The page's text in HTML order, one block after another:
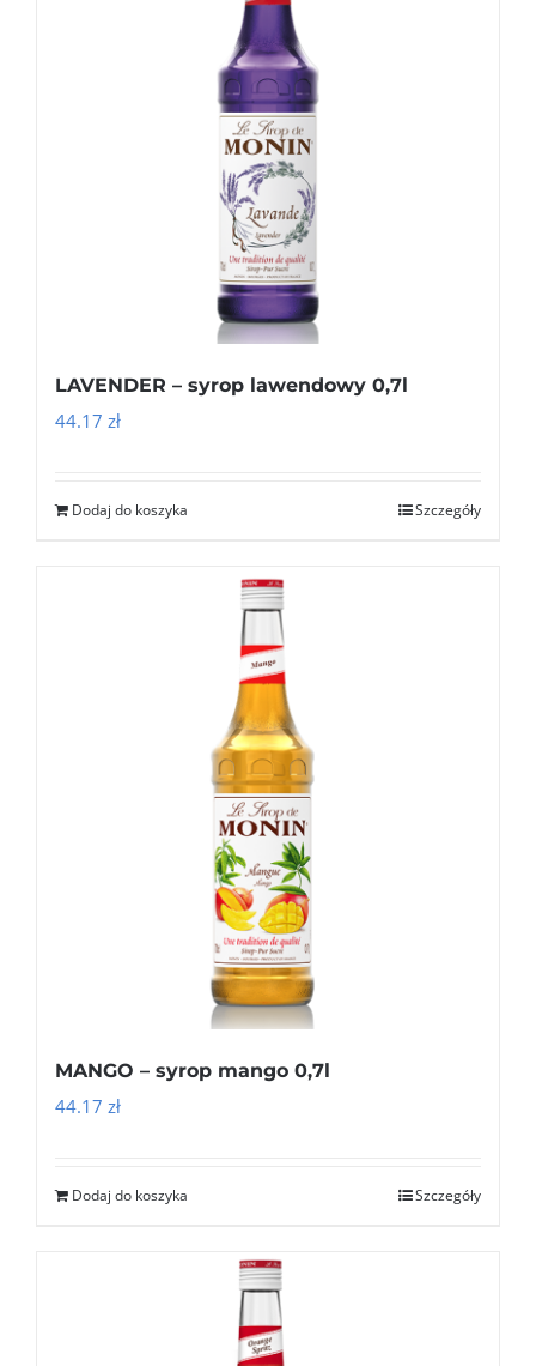
LAVENDER – syrop lawendowy 0,7l
44.17 zł
Dodaj do koszyka Szczegóły
MANGO – syrop mango 0,7l
44.17 zł
Dodaj do koszyka Szczegóły